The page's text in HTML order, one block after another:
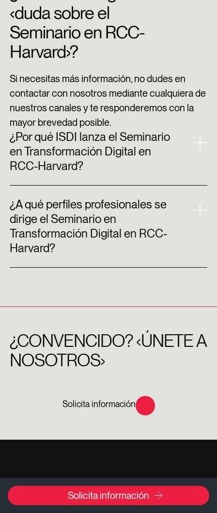
Solicita información
‹duda sobre el
Seminario en RCC-
Harvard›?
Si necesitas más información, no dudes en
contactar con nosotros mediante cualquiera de
nuestros canales y te responderemos con la
mayor brevedad posible.​
¿Por qué ISDI lanza el Seminario
en Transformación Digital en
RCC-Harvard?
¿A qué perfiles profesionales se
dirige el Seminario en
Transformación Digital en RCC-
Harvard?
¿CONVENCIDO?‹ÚNETE A
NOSOTROS›
Solicita información